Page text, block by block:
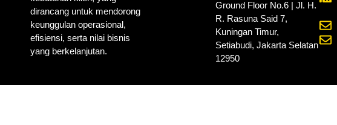
dirancang untuk mendorong
keunggulan operasional,
efisiensi, serta nilai bisnis
yang berkelanjutan.
Ground Floor No.6 | Jl. H.
R. Rasuna Said 7,
Kuningan Timur,
Setiabudi, Jakarta Selatan
12950